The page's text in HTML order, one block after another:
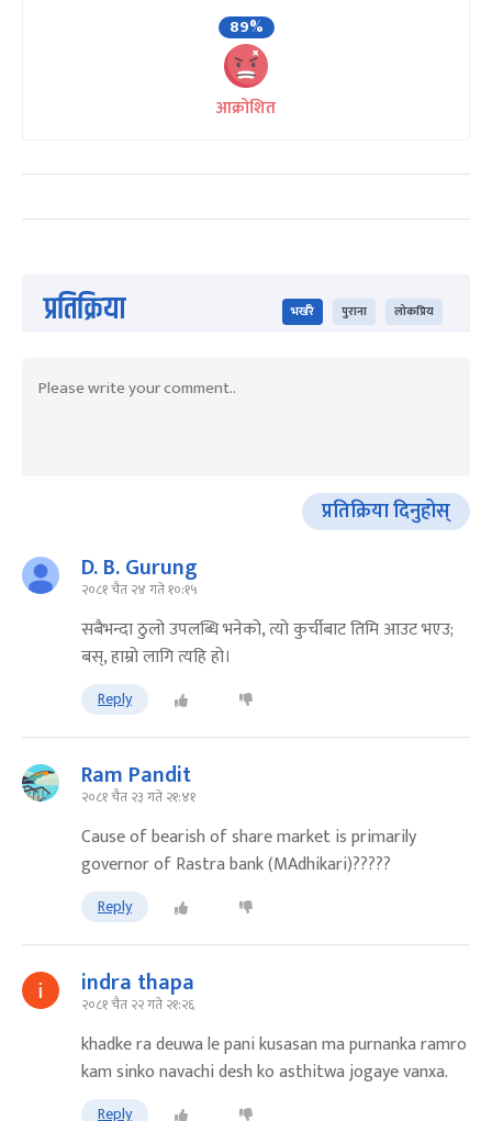
89%
आक्रोशित
प्रतिक्रिया भर्खरै पुराना लोकप्रिय
प्रतिक्रिया दिनुहोस्
D. B. Gurung
२०८१ चैत २४ गते १०:१५
सबैभन्दा ठुलो उपलब्धि भनेको, त्यो कुर्चीबाट तिमि आउट भएउ;
बस्, हाम्रो लागि त्यहि हो।
Reply
Ram Pandit
२०८१ चैत २३ गते २१:४१
Cause of bearish of share market is primarily
governor of Rastra bank (MAdhikari)?????
Reply
indra thapa
२०८१ चैत २२ गते २१:२६
khadke ra deuwa le pani kusasan ma purnanka ramro
kam sinko navachi desh ko asthitwa jogaye vanxa.
Reply